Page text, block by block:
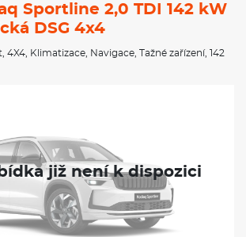
Sportline 2,0 TDI 142 kW
DSG 4x4
4X4 Klimatizace Navigace Tažné zařízení, 142